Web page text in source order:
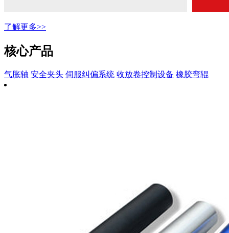
了解更多>>
核心产品
气胀轴 安全夹头 伺服纠偏系统 收放卷控制设备 橡胶弯辊